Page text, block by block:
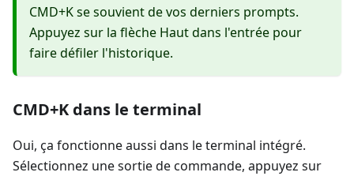
CMD+K se souvient de vos derniers prompts.
Appuyez sur la flèche Haut dans l'entrée pour
faire défiler l'historique.
CMD+K dans le terminal
Oui, ça fonctionne aussi dans le terminal intégré.
Sélectionnez une sortie de commande, appuyez sur